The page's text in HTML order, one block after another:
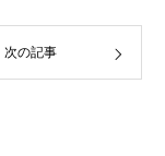
次の記事